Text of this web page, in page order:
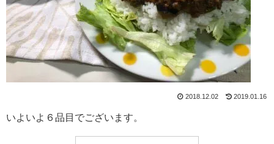
2018.12.02 2019.01.16
いよいよ６品目でございます。